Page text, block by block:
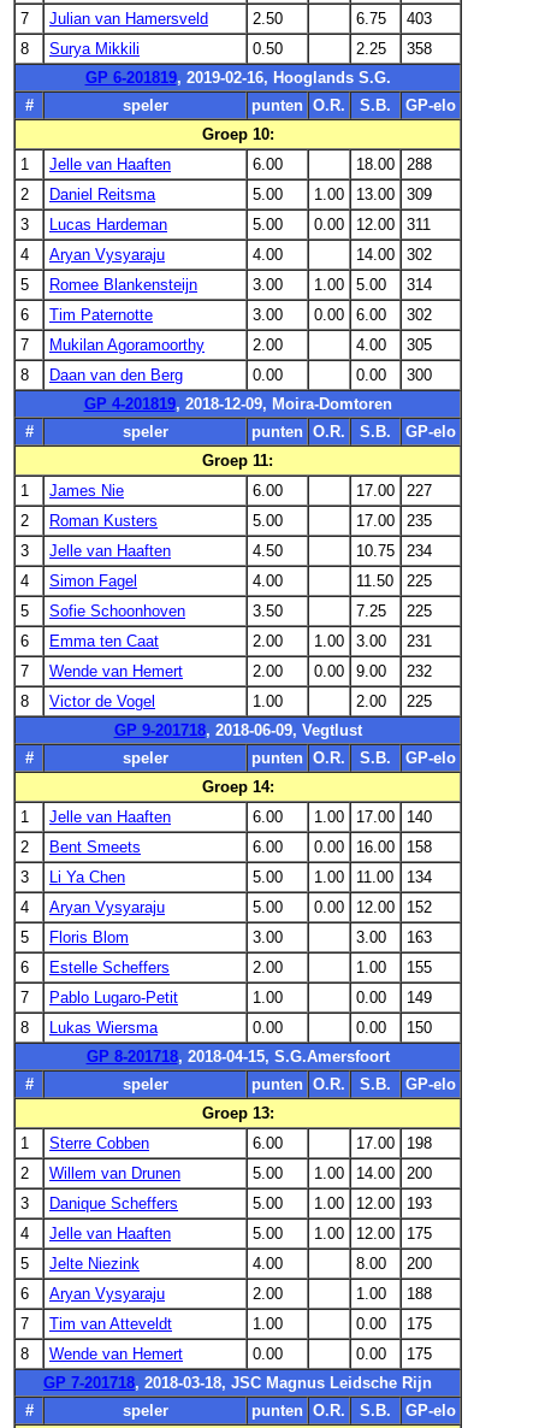
7 Julian van Hamersveld 2.50 6.75
403
8
Surya Mikkili 0.50 2.25
358
GP 6-201819, 2019-02-16, Hooglands S.G.
#
speler punten O.R. S.B.
GP-elo
Groep 10:
1
Jelle van Haaften 6.00 18.00
288
2
Daniel Reitsma 5.00 1.00 13.00
309
3
Lucas Hardeman 5.00 0.00 12.00
311
4
Aryan Vysyaraju 4.00 14.00
302
5
Romee Blankensteijn 3.00 1.00 5.00
314
6
Tim Paternotte 3.00 0.00 6.00
302
7
Mukilan Agoramoorthy 2.00 4.00
305
8
Daan van den Berg 0.00 0.00
300
GP 4-201819, 2018-12-09, Moira-Domtoren
#
speler punten O.R. S.B.
GP-elo
Groep 11:
1
James Nie 6.00 17.00
227
2
Roman Kusters 5.00 17.00
235
3
Jelle van Haaften 4.50 10.75
234
4
Simon Fagel 4.00 11.50
225
5
Sofie Schoonhoven 3.50 7.25
225
6
Emma ten Caat 2.00 1.00 3.00
231
7
Wende van Hemert 2.00 0.00 9.00
232
8
Victor de Vogel 1.00 2.00
225
GP 9-201718, 2018-06-09, Vegtlust
#
speler punten O.R. S.B.
GP-elo
Groep 14:
1
Jelle van Haaften 6.00 1.00 17.00
140
2
Bent Smeets 6.00 0.00 16.00
158
3
Li Ya Chen 5.00 1.00 11.00
134
4
Aryan Vysyaraju 5.00 0.00 12.00
152
5
Floris Blom 3.00 3.00
163
6
Estelle Scheffers 2.00 1.00
155
7
Pablo Lugaro-Petit 1.00 0.00
149
8
Lukas Wiersma 0.00 0.00
150
GP 8-201718, 2018-04-15, S.G.Amersfoort
#
speler punten O.R. S.B.
GP-elo
Groep 13:
1
Sterre Cobben 6.00 17.00
198
2
Willem van Drunen 5.00 1.00 14.00
200
3
Danique Scheffers 5.00 1.00 12.00
193
4
Jelle van Haaften 5.00 1.00 12.00
175
5
Jelte Niezink 4.00 8.00
200
6
Aryan Vysyaraju 2.00 1.00
188
7
Tim van Atteveldt 1.00 0.00
175
8
Wende van Hemert 0.00 0.00
175
GP 7-201718, 2018-03-18, JSC Magnus Leidsche Rijn
#
speler punten O.R. S.B.
GP-elo